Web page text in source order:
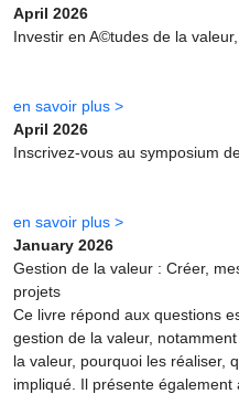
April 2026
Investir en A©tudes de la
en savoir plus >
April 2026
Inscrivez-vous au symposium
en savoir plus >
January 2026
Gestion de la valeur : Créer,
projets
Ce livre répond aux questions
gestion de la valeur,
la valeur, pourquoi les réaliser,
impliqué. Il présente également